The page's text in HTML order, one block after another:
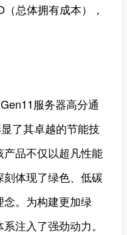
总体拥有成本），
服务器高分通
了其卓越的节能技
品不仅以超凡性能
体现了绿色、低碳
。为构建更加绿
注入了强劲动力。